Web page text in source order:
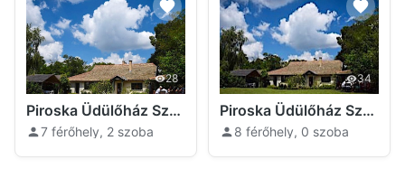
28
Piroska Üdülőház Székkutas
7 férőhely, 2 szoba
34
Piroska Üdülőház Székkutas
8 férőhely, 0 szoba